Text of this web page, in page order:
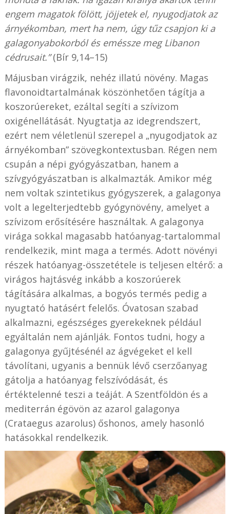
engem magatok fölött, jöjjetek el, nyugodjatok az
árnyékomban, mert ha nem, úgy tűz csapjon ki a
galagonyabokorból és eméssze meg Libanon
cédrusait.”(Bír 9,14–15)
Májusban virágzik, nehéz illatú növény. Magas
flavonoidtartalmának köszönhetően tágítja a
koszorúereket, ezáltal segíti a szívizom
oxigénellátását. Nyugtatja az idegrendszert,
ezért nem véletlenül szerepel a „nyugodjatok az
árnyékomban” szövegkontextusban. Régen nem
csupán a népi gyógyászatban, hanem a
szívgyógyászatban is alkalmazták. Amikor még
nem voltak szintetikus gyógyszerek, a galagonya
volt a legelterjedtebb gyógynövény, amelyet a
szívizom erősítésére használtak. A galagonya
virága sokkal magasabb hatóanyag-tartalommal
rendelkezik, mint maga a termés. Adott növényi
részek hatóanyag-összetétele is teljesen eltérő: a
virágos hajtásvég inkább a koszorúerek
tágítására alkalmas, a bogyós termés pedig a
nyugtató hatásért felelős. Óvatosan szabad
alkalmazni, egészséges gyerekeknek például
egyáltalán nem ajánlják. Fontos tudni, hogy a
galagonya gyűjtésénél az ágvégeket el kell
távolítani, ugyanis a bennük lévő cserzőanyag
gátolja a hatóanyag felszívódását, és
értéktelenné teszi a teáját. A Szentföldön és a
mediterrán égövön az azarol galagonya
(Crataegus azarolus) őshonos, amely hasonló
hatásokkal rendelkezik.